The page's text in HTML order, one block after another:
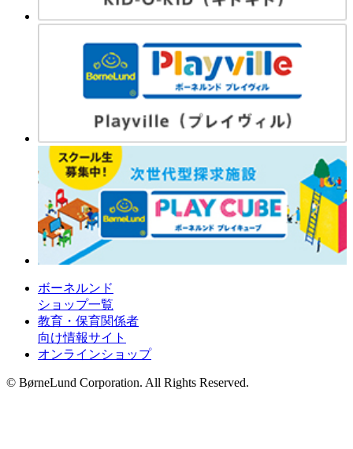
ボーネルンド
ショップ一覧
教育・保育関係者
向け情報サイト
オンラインショップ
© BørneLund Corporation. All Rights Reserved.